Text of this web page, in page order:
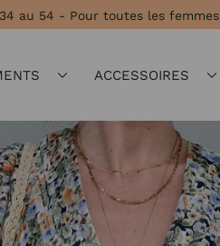
au 54 - Pour toutes les femmes
ACCESSOIRES